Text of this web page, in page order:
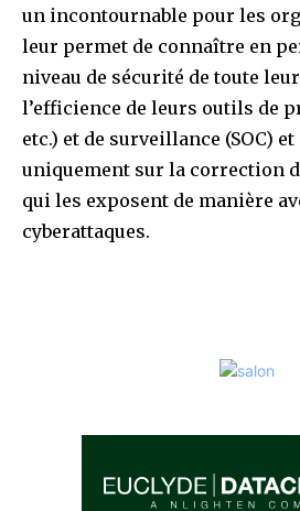
un incontournable pour les
leur permet de connaître en
niveau de sécurité de toute
l’efficience de leurs outils de
etc.) et de surveillance (SOC)
uniquement sur la correction
qui les exposent de manière
cyberattaques.